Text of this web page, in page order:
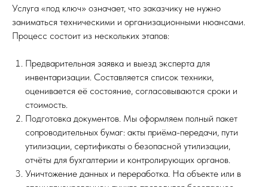
Услуга «под ключ» означает, что заказчику не нужно
заниматься техническими и организационными нюансами.
Процесс состоит из нескольких этапов:
Предварительная заявка и выезд эксперта для
инвентаризации. Составляется список техники,
оценивается её состояние, согласовываются сроки и
стоимость.
Подготовка документов. Мы оформляем полный пакет
сопроводительных бумаг: акты приёма-передачи, пути
утилизации, сертификаты о безопасной утилизации,
отчёты для бухгалтерии и контролирующих органов.
Уничтожение данных и переработка. На объекте или в